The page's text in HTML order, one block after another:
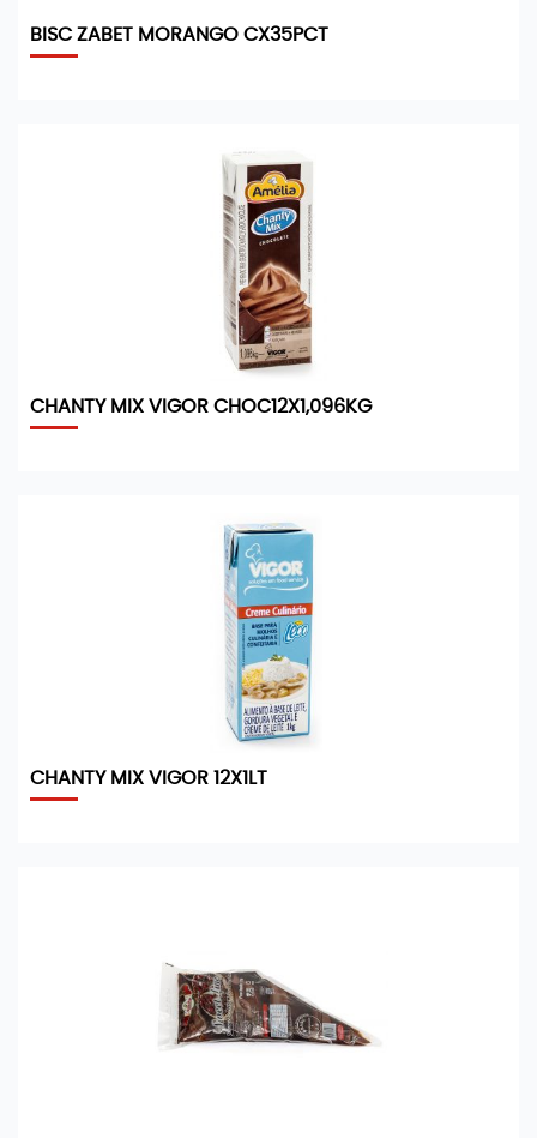
BISC ZABET MORANGO CX35PCT
CHANTY MIX VIGOR CHOC12X1,096KG
CHANTY MIX VIGOR 12X1LT